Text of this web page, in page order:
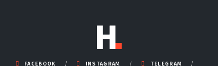
FACEBOOK INSTAGRAM
TELEGRAM